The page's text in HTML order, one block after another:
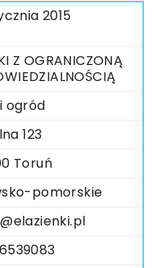
2015
Z OGRANICZONĄ
ogród
123
Toruń
pomorskie